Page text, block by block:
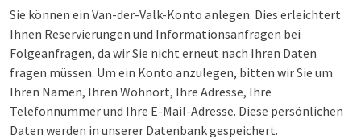
Sie können ein Van-der-Valk-Konto anlegen. Dies erleichtert
Ihnen Reservierungen und Informationsanfragen bei
Folgeanfragen, da wir Sie nicht erneut nach Ihren Daten
fragen müssen. Um ein Konto anzulegen, bitten wir Sie um
Ihren Namen, Ihren Wohnort, Ihre Adresse, Ihre
Telefonnummer und Ihre E-Mail-Adresse. Diese persönlichen
Daten werden in unserer Datenbank gespeichert.